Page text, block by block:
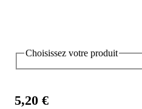
Choisissez votre produit
5,20 €